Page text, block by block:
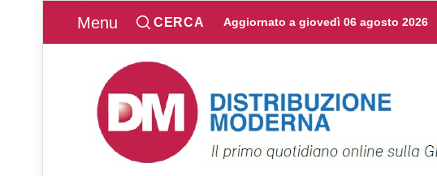
Menu CERCA Aggiornato a giovedì 06 agosto 2026